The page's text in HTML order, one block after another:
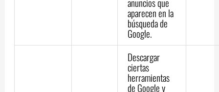
aparecen en la
búsqueda de
Google.
Descargar
ciertas
herramientas
de Google y